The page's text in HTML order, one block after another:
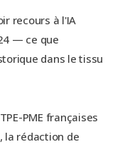
recours à l'IA
— ce que
dans le tissu
PME françaises
la rédaction de